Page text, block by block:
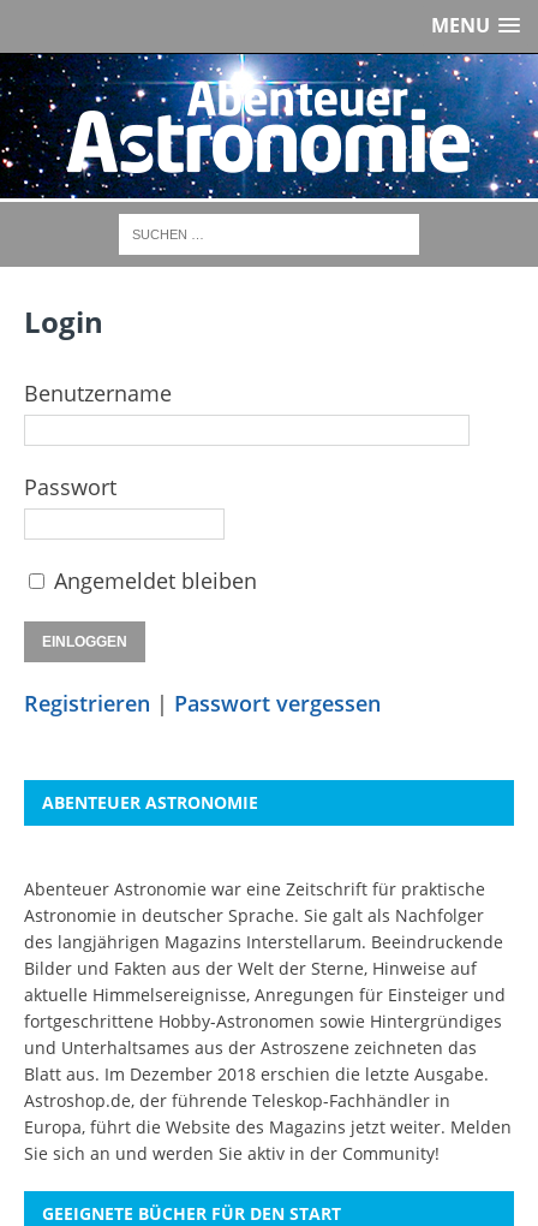
MENU
Login
Benutzername
Passwort
Angemeldet bleiben
Registrieren | Passwort vergessen
ABENTEUER ASTRONOMIE
Abenteuer Astronomie war eine Zeitschrift für praktische
Astronomie in deutscher Sprache. Sie galt als Nachfolger
des langjährigen Magazins Interstellarum. Beeindruckende
Bilder und Fakten aus der Welt der Sterne, Hinweise auf
aktuelle Himmelsereignisse, Anregungen für Einsteiger und
fortgeschrittene Hobby-Astronomen sowie Hintergründiges
und Unterhaltsames aus der Astroszene zeichneten das
Blatt aus. Im Dezember 2018 erschien die letzte Ausgabe.
Astroshop.de, der führende Teleskop-Fachhändler in
Europa, führt die Website des Magazins jetzt weiter. Melden
Sie sich an und werden Sie aktiv in der Community!
GEEIGNETE BÜCHER FÜR DEN START